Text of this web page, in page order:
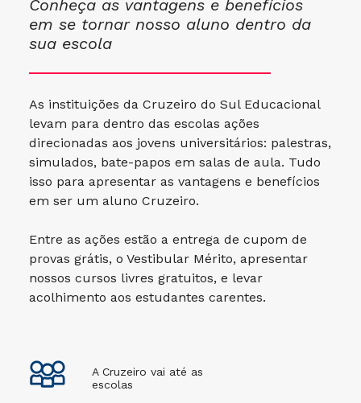
Conheça as vantagens e benefícios
em se tornar nosso aluno dentro da
sua escola
As instituições da Cruzeiro do Sul Educacional
levam para dentro das escolas ações
direcionadas aos jovens universitários: palestras,
simulados, bate-papos em salas de aula. Tudo
isso para apresentar as vantagens e benefícios
em ser um aluno Cruzeiro.
Entre as ações estão a entrega de cupom de
provas grátis, o Vestibular Mérito, apresentar
nossos cursos livres gratuitos, e levar
acolhimento aos estudantes carentes.
A Cruzeiro vai até as
escolas